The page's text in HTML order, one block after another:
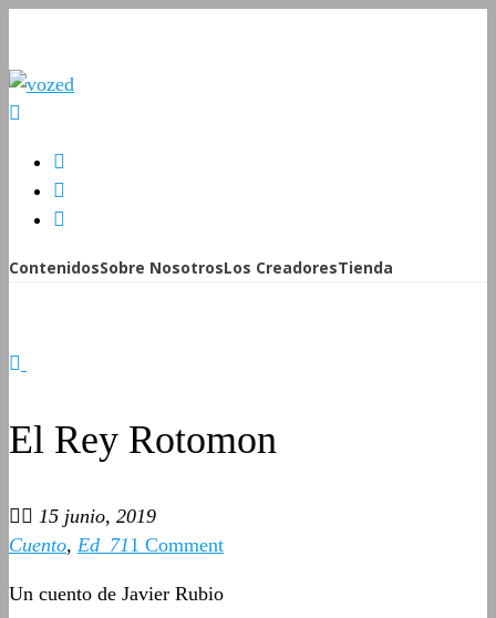
ContenidosSobre NosotrosLos CreadoresTienda
El Rey Rotomon
15 junio, 2019
Cuento, Ed_711 Comment
Un cuento de Javier Rubio